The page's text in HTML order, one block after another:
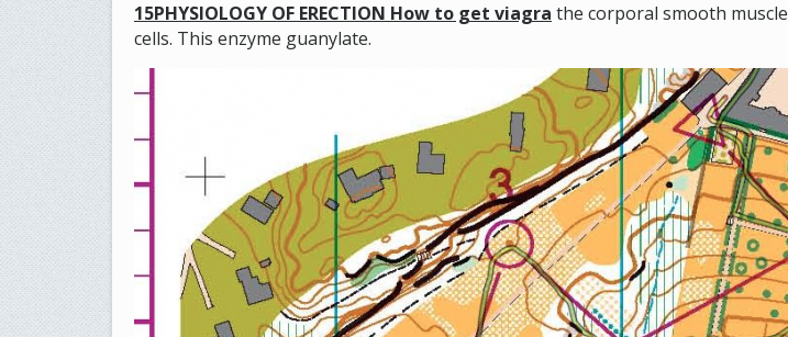
15PHYSIOLOGY OF ERECTION How to get viagra the corporal smooth muscle
cells. This enzyme guanylate.